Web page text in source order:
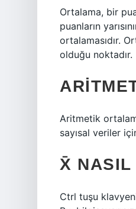
Ortalama, bir
puanların
ortalamasıdır.
olduğu noktadır.
Aritmetik
sayısal veriler
X̄ NASIL
Ctrl tuşu